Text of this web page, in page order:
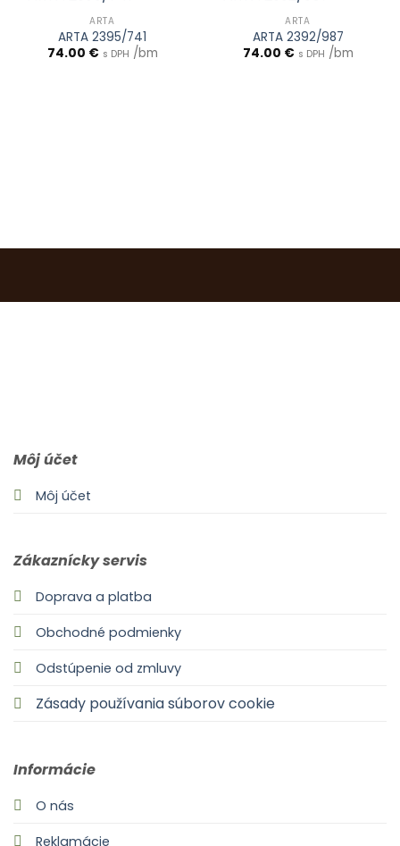
ARTA
ARTA 2395/741
74.00 € s DPH /bm
ARTA
ARTA 2392/987
74.00 € s DPH /bm
Môj účet
Môj účet
Zákaznícky servis
Doprava a platba
Obchodné podmienky
Odstúpenie od zmluvy
Zásady používania súborov cookie
Informácie
O nás
Reklamácie